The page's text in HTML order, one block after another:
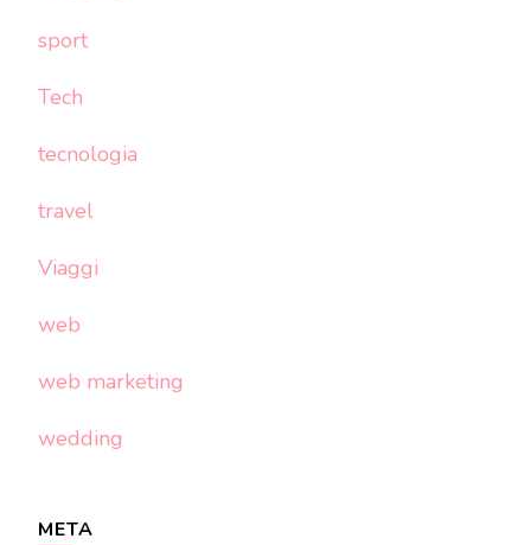
sport
Tech
tecnologia
travel
Viaggi
web
web marketing
wedding
META